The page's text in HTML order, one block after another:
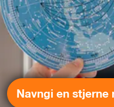
Navngi en stjerne